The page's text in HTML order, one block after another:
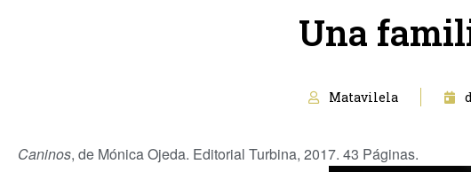
Una
Matavilela
Caninos, de Mónica Ojeda. Editorial Turbina, 2017. 43 Páginas.